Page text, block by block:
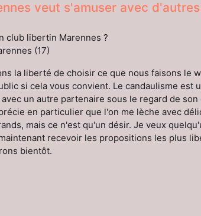
veut s'amuser avec
club libertin Marennes ?
(17)
la liberté de choisir ce que nous faisons le
si cela vous convient. Le candaulisme est
un autre partenaire sous le regard de
en particulier que l'on me lèche avec
mais ce n'est qu'un désir. Je veux
recevoir les propositions les plus
bientôt.